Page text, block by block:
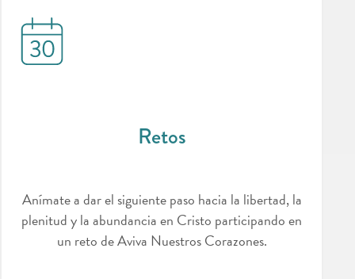
Retos
Anímate a dar el siguiente paso hacia la libertad, la
plenitud y la abundancia en Cristo participando en
un reto de Aviva Nuestros Corazones.